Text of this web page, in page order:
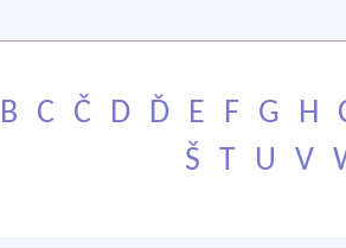
B C Č D Ď E F G H
Š
T U V